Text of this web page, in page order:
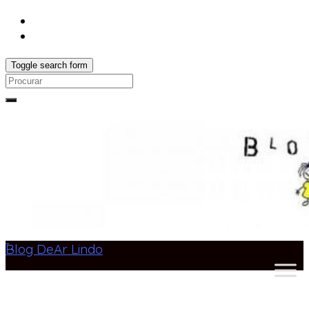
Toggle search form
Search
Blog DeAr Lindo